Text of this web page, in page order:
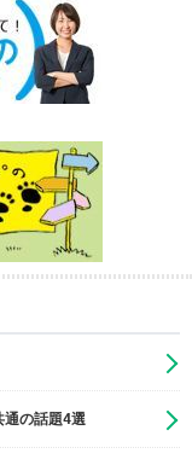
通の話題4選